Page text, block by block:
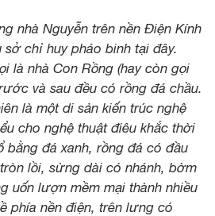
nhà Nguyễn trên nền Điện Kính
chỉ huy pháo binh tại đây.
là nhà Con Rồng (hay còn gọi
và sau đều có rồng đá chầu.
là một di sản kiến trúc nghệ
cho nghệ thuật điêu khắc thời
đá xanh, rồng đá có đầu
lồi, sừng dài có nhánh, bờm
uốn lượn mềm mại thành nhiều
phía nền điện, trên lưng có